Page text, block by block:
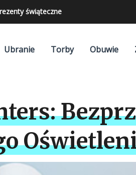
świąteczne
Ubranie Torby Obuwie